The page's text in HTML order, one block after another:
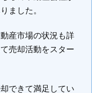
ました。
産市場の状況も詳
売却活動をスター
できて満足してい